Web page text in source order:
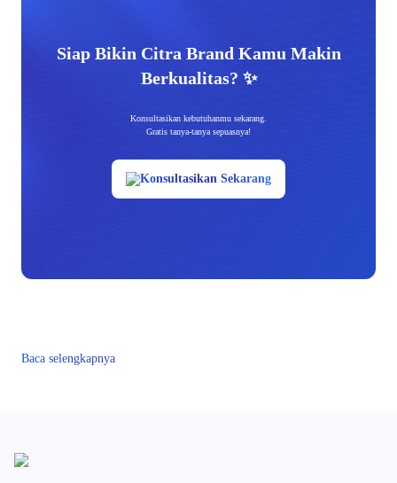
Siap Bikin Citra Brand Kamu Makin
Berkualitas? ✨
Konsultasikan kebutuhanmu sekarang.
Gratis tanya-tanya sepuasnya!
Konsultasikan Sekarang
Baca selengkapnya